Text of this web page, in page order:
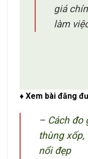
giá
làm
♦ Xem bài đăng
– Cách đo
thùng xốp,
nổi đẹp